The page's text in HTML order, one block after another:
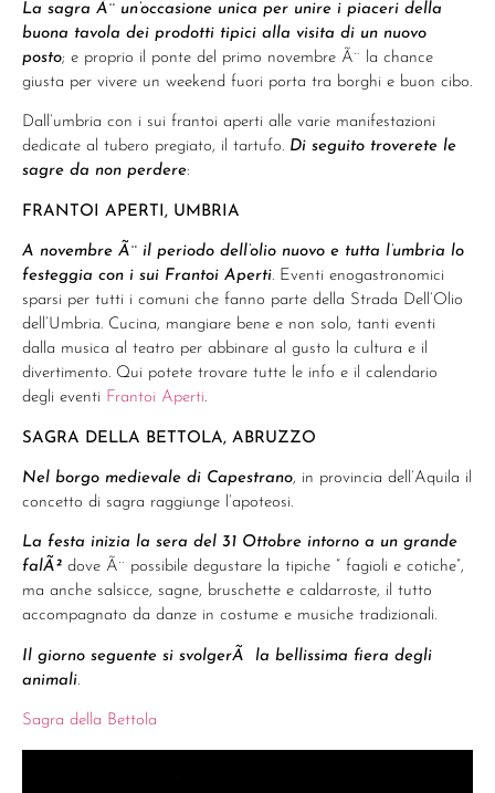
La sagra Ã¨ un’occasione unica per unire i piaceri della
buona tavola dei prodotti tipici alla visita di un nuovo
posto; e proprio il ponte del primo novembre Ã¨ la chance
giusta per vivere un weekend fuori porta tra borghi e buon cibo.
Dall’umbria con i sui frantoi aperti alle varie manifestazioni
dedicate al tubero pregiato, il tartufo. Di seguito troverete le
sagre da non perdere:
FRANTOI APERTI, UMBRIA
A novembre Ã¨ il periodo dell’olio nuovo e tutta l’umbria lo
festeggia con i sui Frantoi Aperti. Eventi enogastronomici
sparsi per tutti i comuni che fanno parte della Strada Dell’Olio
dell’Umbria. Cucina, mangiare bene e non solo, tanti eventi
dalla musica al teatro per abbinare al gusto la cultura e il
divertimento. Qui potete trovare tutte le info e il calendario
degli eventi Frantoi Aperti.
SAGRA DELLA BETTOLA, ABRUZZO
Nel borgo medievale di Capestrano, in provincia dell’Aquila il
concetto di sagra raggiunge l’apoteosi.
La festa inizia la sera del 31 Ottobre intorno a un grande
falÃ² dove Ã¨ possibile degustare la tipiche ” fagioli e cotiche”,
ma anche salsicce, sagne, bruschette e caldarroste, il tutto
accompagnato da danze in costume e musiche tradizionali.
Il giorno seguente si svolgerÃ la bellissima fiera degli
animali.
Sagra della Bettola